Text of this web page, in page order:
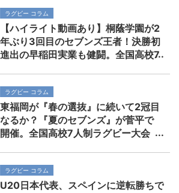
ラグビー コラム
【ハイライト動画あり】桐蔭学園が2
年ぶり3回目のセブンズ王者！決勝初
進出の早稲田実業も健闘。全国高校7
ラグビー コラム
東福岡が『春の選抜』に続いて2冠目
なるか？『夏のセブンズ』が菅平で
開催。全国高校7人制ラグビー大会
ラグビー コラム
U20日本代表、スペインに逆転勝ちで